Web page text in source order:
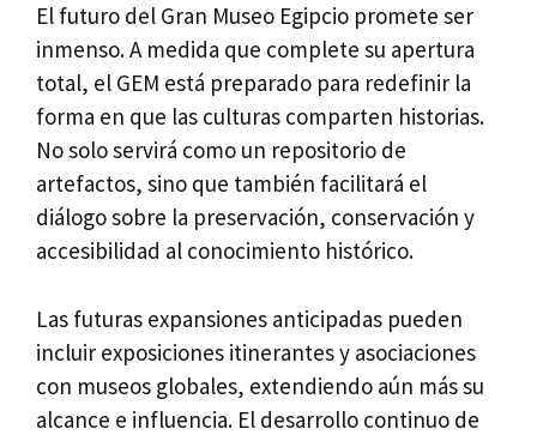
El futuro del Gran Museo Egipcio promete ser
inmenso. A medida que complete su apertura
total, el GEM está preparado para redefinir la
forma en que las culturas comparten historias.
No solo servirá como un repositorio de
artefactos, sino que también facilitará el
diálogo sobre la preservación, conservación y
accesibilidad al conocimiento histórico.
Las futuras expansiones anticipadas pueden
incluir exposiciones itinerantes y asociaciones
con museos globales, extendiendo aún más su
alcance e influencia. El desarrollo continuo de